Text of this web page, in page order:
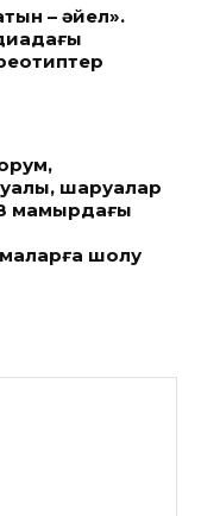
– әйел».
шаруалар
мамырдағы
шолу